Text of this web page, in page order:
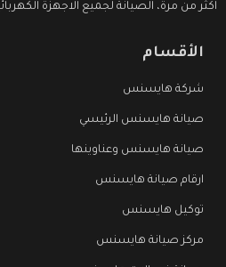
اكثر من مرة، الصيانة لجميع الاجهزة
الأقسام
شركة هايسنس
صيانة هايسنس الرئيسي
صيانة هايسنس وعناوينها
ارقام صيانة هايسنس
توكيل هايسنس
مركز صيانة هايسنس